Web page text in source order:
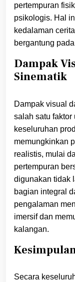
pertempuran
psikologis. Hal
kedalaman
bergantung
Dampak
Sinematik
Dampak visual
salah satu
keseluruhan
memungkinkan
realistis, mulai
pertempuran
digunakan tidak
bagian integral
pengalaman
imersif dan
kalangan.
Secara